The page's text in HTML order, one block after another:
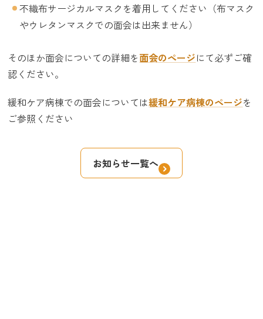
不織布サージカルマスクを着用してください（布マスク
やウレタンマスクでの面会は出来ません）
そのほか面会についての詳細を面会のページにて必ずご確
認ください。
緩和ケア病棟での面会については緩和ケア病棟のページを
ご参照ください
お知らせ一覧へ